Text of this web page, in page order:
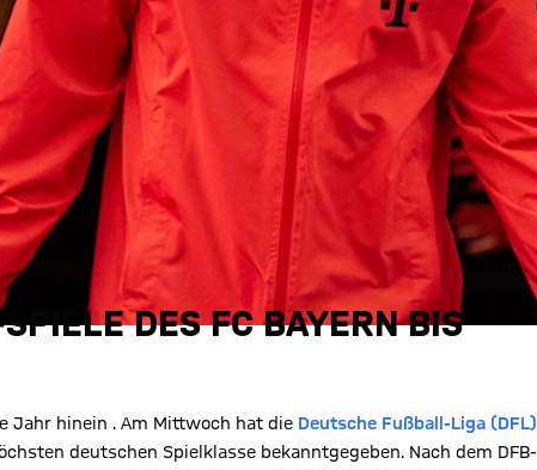
DES FC BAYERN BIS
Jahr hinein . Am Mittwoch hat die Deutsche Fußball-Liga (DFL)
deutschen Spielklasse bekanntgegeben. Nach dem DFB-